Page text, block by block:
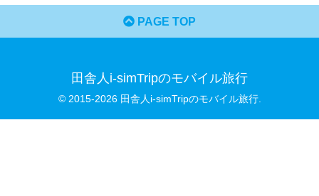
PAGE TOP
田舎人i-simTripのモバイル旅行
© 2015-2026 田舎人i-simTripのモバイル旅行.